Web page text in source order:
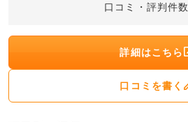
口コミ・評判件数
詳細はこちら
口コミを書く